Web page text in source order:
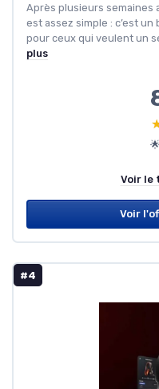
Après plusieurs semaines
est assez simple : c’est
pour ceux qui veulent un
plus
Voir le
Voir
#4